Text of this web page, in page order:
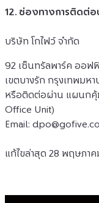
12. ช่องทางการติดต่
บริษัท โกไฟว์ จำกัด
92 เซ็นทรัลพาร์ค ออฟ
เขตบางรัก กรุงเทพมห
หรือติดต่อผ่าน แผนกคุ้
Office Unit)
Email:
แก้ไขล่าสุด 28 พฤษภา